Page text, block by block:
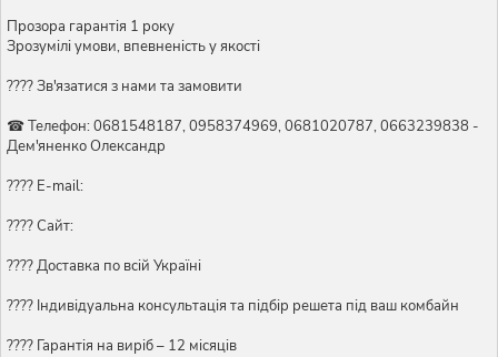
Прозора гарантія 1 року
Зрозумілі умови, впевненість у якості
???? Зв'язатися з нами та замовити
☎ Телефон: 0681548187, 0958374969, 0681020787, 0663239838 -
Дем'яненко Олександр
???? E-mail:
???? Сайт:
???? Доставка по всій Україні
????️ Індивідуальна консультація та підбір решета під ваш комбайн
???? Гарантія на виріб – 12 місяців